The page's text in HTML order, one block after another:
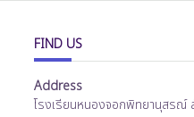
FIND US
Address
โรงเรียนหนองจอกพิทยานุสรณ์